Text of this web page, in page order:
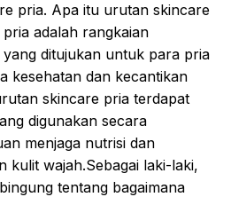
pria. Apa itu urutan skincare
adalah rangkaian
ditujukan untuk para pria
kesehatan dan kecantikan
skincare pria terdapat
digunakan secara
menjaga nutrisi dan
kulit wajah.Sebagai laki-laki,
tentang bagaimana